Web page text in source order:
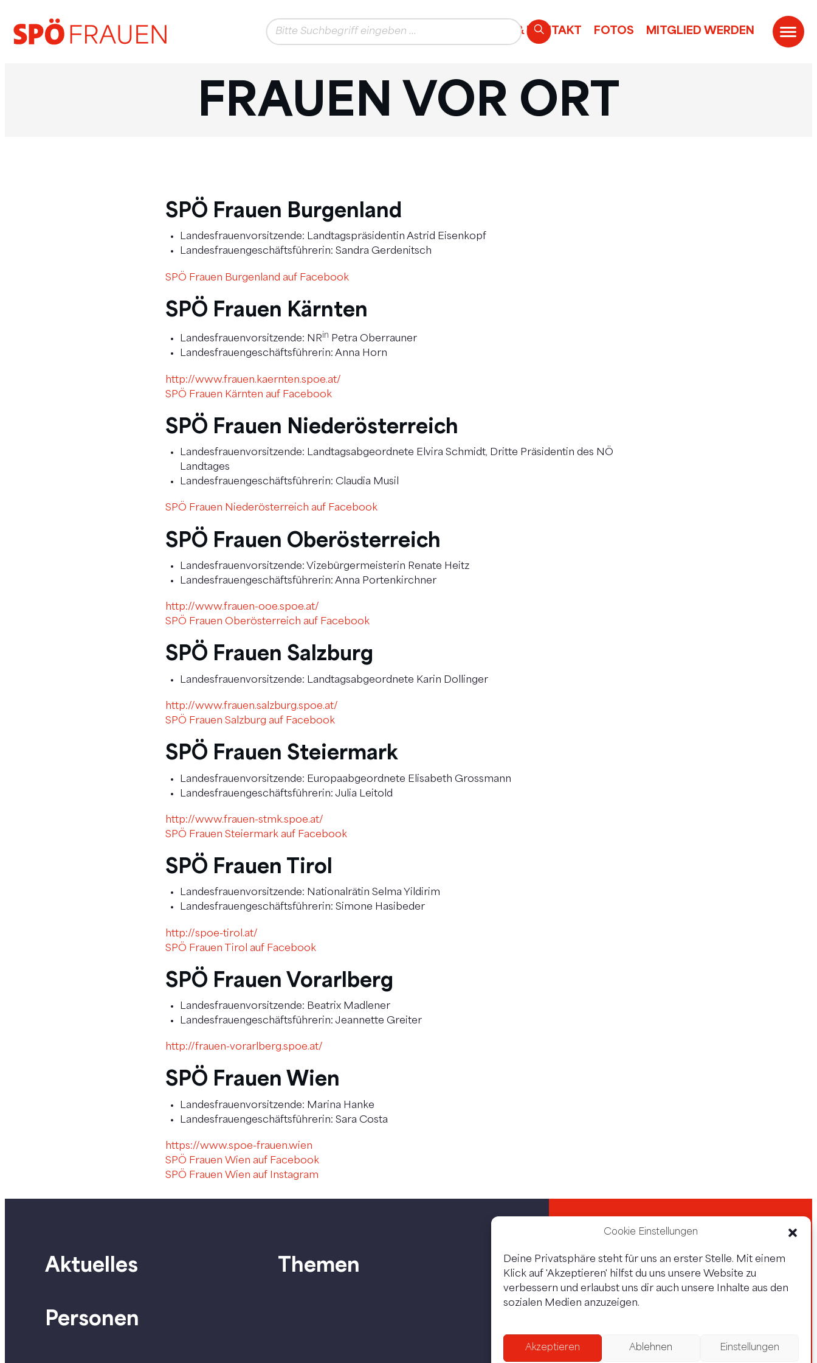
Cookie Einstellungen
Deine Privatsphäre steht für uns an erster Stelle. Mit einem
Klick auf 'Akzeptieren' hilfst du uns unsere Website zu
verbessern und erlaubst uns dir auch unsere Inhalte aus den
sozialen Medien anzuzeigen.
Akzeptieren Ablehnen Einstellungen
AKTUELLES TEAM & KONTAKT FOTOS MITGLIED WERDEN
FRAUEN VOR ORT
SPÖ Frauen Burgenland
Landesfrauenvorsitzende: Landtagspräsidentin Astrid Eisenkopf
Landesfrauengeschäftsführerin: Sandra Gerdenitsch
SPÖ Frauen Burgenland auf Facebook
SPÖ Frauen Kärnten
Landesfrauenvorsitzende: NR in Petra Oberrauner
Landesfrauengeschäftsführerin: Anna Horn
http://www.frauen.kaernten.spoe.at/
SPÖ Frauen Kärnten auf Facebook
SPÖ Frauen Niederösterreich
Landesfrauenvorsitzende: Landtagsabgeordnete Elvira Schmidt, Dritte Präsidentin des NÖ
Landtages
Landesfrauengeschäftsführerin: Claudia Musil
SPÖ Frauen Niederösterreich auf Facebook
SPÖ Frauen Oberösterreich
Landesfrauenvorsitzende: Vizebürgermeisterin Renate Heitz
Landesfrauengeschäftsführerin: Anna Portenkirchner
http://www.frauen-ooe.spoe.at/
SPÖ Frauen Oberösterreich auf Facebook
SPÖ Frauen Salzburg
Landesfrauenvorsitzende: Landtagsabgeordnete Karin Dollinger
http://www.frauen.salzburg.spoe.at/
SPÖ Frauen Salzburg auf Facebook
SPÖ Frauen Steiermark
Landesfrauenvorsitzende: Europaabgeordnete Elisabeth Grossmann
Landesfrauengeschäftsführerin: Julia Leitold
http://www.frauen-stmk.spoe.at/
SPÖ Frauen Steiermark auf Facebook
SPÖ Frauen Tirol
Landesfrauenvorsitzende: Nationalrätin Selma Yildirim
Landesfrauengeschäftsführerin: Simone Hasibeder
http://spoe-tirol.at/
SPÖ Frauen Tirol auf Facebook
SPÖ Frauen Vorarlberg
Landesfrauenvorsitzende: Beatrix Madlener
Landesfrauengeschäftsführerin: Jeannette Greiter
http://frauen-vorarlberg.spoe.at/
SPÖ Frauen Wien
Landesfrauenvorsitzende: Marina Hanke
Landesfrauengeschäftsführerin: Sara Costa
https://www.spoe-frauen.wien
SPÖ Frauen Wien auf Facebook
SPÖ Frauen Wien auf Instagram
Aktuelles Themen
Personen
Datenschutz